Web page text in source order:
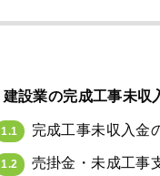
建設業の完成工事未収
1.1 完成工事未収入金
1.2 売掛金・未成工事